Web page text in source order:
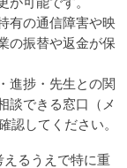
が可能です。
有の通信障害や映
の振替や返金が保
進捗・先生との関
談できる窓口（メ
認してください。
るうえで特に重